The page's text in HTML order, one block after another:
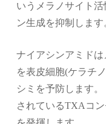
いうメラノサイト
ン生成を抑制します
ナイアシンアミド
を表皮細胞(ケラチ
シミを予防します
されているTXAコン